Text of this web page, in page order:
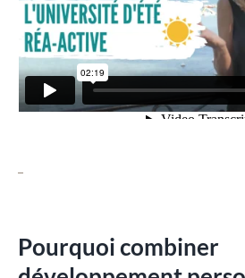
Pourquoi combiner